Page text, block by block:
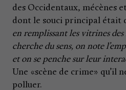
des Occidentaux, mécènes
dont le souci principal était
en remplissant les vitrines des
cherche du sens, on note
et on se penche sur leur
Une «scène de crime» qu’il
polluer.